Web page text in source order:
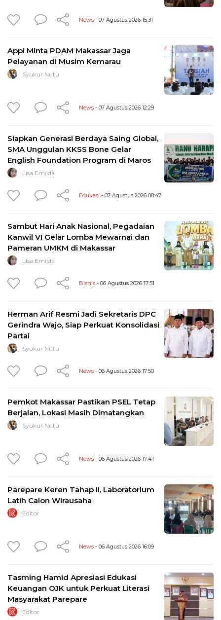
News - 07 Agustus 2026 15:31
Appi Minta PDAM Makassar Jaga
Pelayanan di Musim Kemarau
Syukur Nutu
News - 07 Agustus 2026 12:29
Siapkan Generasi Berdaya Saing Global,
SMA Unggulan KKSS Bone Gelar
English Foundation Program di Maros
Lisa Emilda
Edukasi - 07 Agustus 2026 08:47
Sambut Hari Anak Nasional, Pegadaian
Kanwil VI Gelar Lomba Mewarnai dan
Pameran UMKM di Makassar
Lisa Emilda
Bisnis - 06 Agustus 2026 17:51
Herman Arif Resmi Jadi Sekretaris DPC
Gerindra Wajo, Siap Perkuat Konsolidasi
Partai
Syukur Nutu
News - 06 Agustus 2026 17:50
Pemkot Makassar Pastikan PSEL Tetap
Berjalan, Lokasi Masih Dimatangkan
Syukur Nutu
News - 06 Agustus 2026 17:41
Parepare Keren Tahap II, Laboratorium
Latih Calon Wirausaha
Editor
News - 06 Agustus 2026 16:09
Tasming Hamid Apresiasi Edukasi
Keuangan OJK untuk Perkuat Literasi
Masyarakat Parepare
Editor